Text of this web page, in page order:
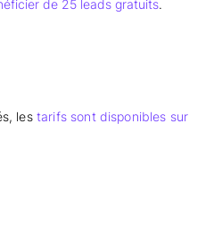
de 25 leads gratuits.
les tarifs sont disponibles sur